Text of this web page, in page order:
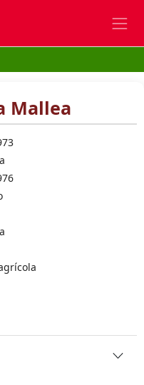
Mallea